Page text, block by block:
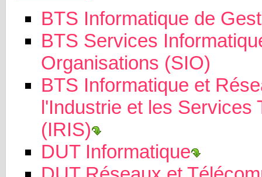
BTS Informatique de
BTS Services
Organisations (SIO)
BTS Informatique et
l'Industrie et les Services
(IRIS)
DUT Informatique